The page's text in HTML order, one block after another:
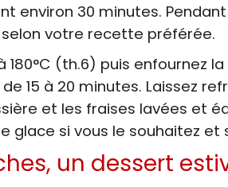
environ 30 minutes.
votre recette préférée.
180°C (th.6) puis enfournez
15 à 20 minutes. Laissez
et les fraises lavées et
glace si vous le souhaitez et
un dessert